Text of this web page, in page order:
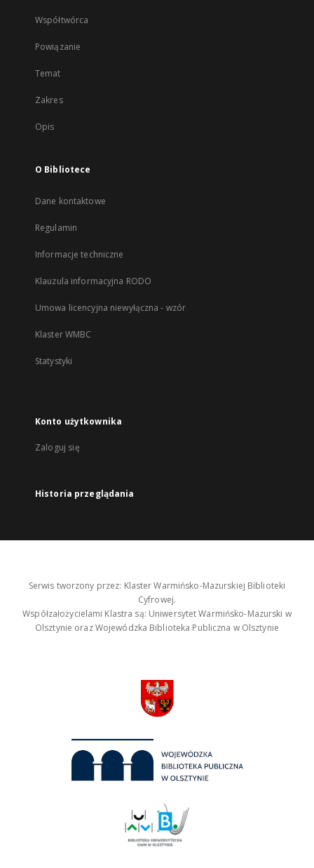
Współtwórca
Powiązanie
Temat
Zakres
Opis
O Bibliotece
Dane kontaktowe
Regulamin
Informacje techniczne
Klauzula informacyjna RODO
Umowa licencyjna niewyłączna - wzór
Klaster WMBC
Statystyki
Konto użytkownika
Zaloguj się
Historia przeglądania
Serwis tworzony przez: Klaster Warmińsko-Mazurskiej Biblioteki
Cyfrowej.
Współzałożycielami Klastra są: Uniwersytet Warmińsko-Mazurski w
Olsztynie oraz Wojewódzka Biblioteka Publiczna w Olsztynie